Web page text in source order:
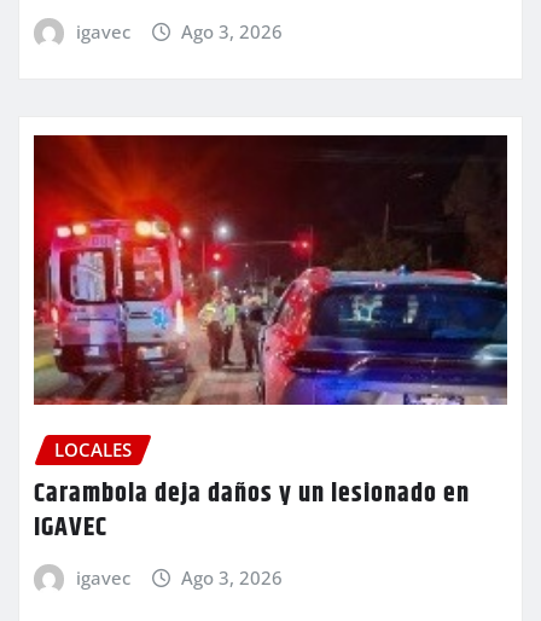
igavec Ago 3, 2026
LOCALES
Carambola deja daños y un lesionado en
IGAVEC
igavec Ago 3, 2026